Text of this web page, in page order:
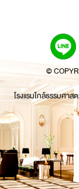
©
โรงแรมใกล้ธรรมศา